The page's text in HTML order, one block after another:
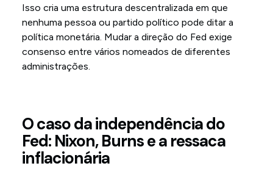
Isso cria uma estrutura descentralizada em que
nenhuma pessoa ou partido político pode ditar a
política monetária. Mudar a direção do Fed exige
consenso entre vários nomeados de diferentes
administrações.
O caso da independência do
Fed: Nixon, Burns e a ressaca
inflacionária